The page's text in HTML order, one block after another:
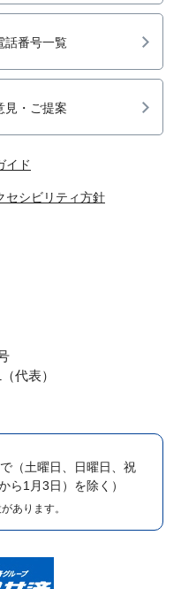
話番号一覧
見・ご提案
イド
セシビリティ方針
代表）
（土曜日、日曜日、祝
ら1月3日）を除く）
あります。